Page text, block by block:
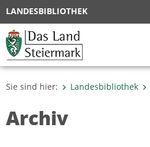
LANDESBIBLIOTHEK
Sie sind hier: Landesbibliothek
Archiv